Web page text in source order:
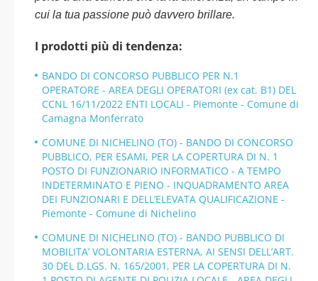
cui la tua passione può davvero brillare.
I prodotti più di tendenza:
BANDO DI CONCORSO PUBBLICO PER N.1
OPERATORE - AREA DEGLI OPERATORI (ex cat. B1) DEL
CCNL 16/11/2022 ENTI LOCALI - Piemonte - Comune di
Camagna Monferrato
COMUNE DI NICHELINO (TO) - BANDO DI CONCORSO
PUBBLICO, PER ESAMI, PER LA COPERTURA DI N. 1
POSTO DI FUNZIONARIO INFORMATICO - A TEMPO
INDETERMINATO E PIENO - INQUADRAMENTO AREA
DEI FUNZIONARI E DELL’ELEVATA QUALIFICAZIONE -
Piemonte - Comune di Nichelino
COMUNE DI NICHELINO (TO) - BANDO PUBBLICO DI
MOBILITA’ VOLONTARIA ESTERNA, AI SENSI DELL’ART.
30 DEL D.LGS. N. 165/2001, PER LA COPERTURA DI N.